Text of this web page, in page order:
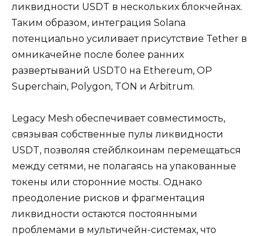
ликвидности USDT в нескольких блокчейнах.
Таким образом, интеграция Solana
потенциально усиливает присутствие Tether в
омникачейне после более ранних
развертываний USDT0 на Ethereum, OP
Superchain, Polygon, TON и Arbitrum.
Legacy Mesh обеспечивает совместимость,
связывая собственные пулы ликвидности
USDT, позволяя стейблкоинам перемещаться
между сетями, не полагаясь на упакованные
токены или сторонние мосты. Однако
преодоление рисков и фрагментация
ликвидности остаются постоянными
проблемами в мультичейн-системах, что